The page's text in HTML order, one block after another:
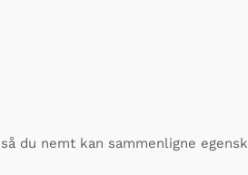
du nemt kan sammenligne